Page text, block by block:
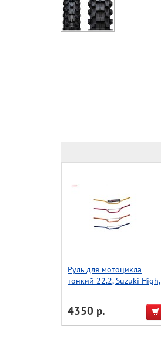
Руль для мотоцикла
тонкий 22.2, Suzuki High,
4350 р.